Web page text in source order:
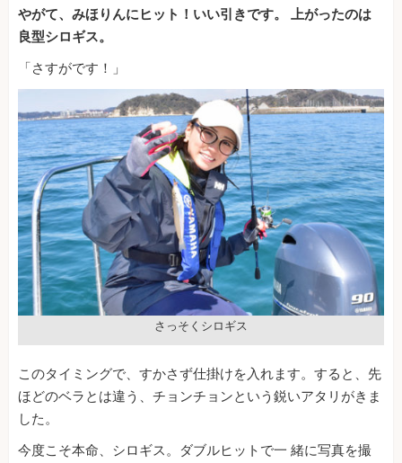
やがて、みほりんにヒット！いい引きです。 上がったのは
良型シロギス。
「さすがです！」
さっそくシロギス
このタイミングで、すかさず仕掛けを入れます。すると、先
ほどのベラとは違う、チョンチョンという鋭いアタリがきま
した。
今度こそ本命、シロギス。ダブルヒットで一 緒に写真を撮